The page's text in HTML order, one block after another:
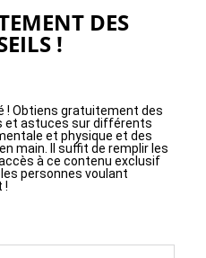
DES
!
! Obtiens gratuitement des
et astuces sur différents
et physique et des
main. Il suffit de remplir les
à ce contenu exclusif
personnes voulant
!